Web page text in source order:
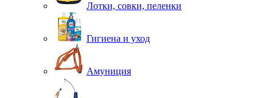
Лотки, совки, пеленки
Гигиена и уход
Амуниция